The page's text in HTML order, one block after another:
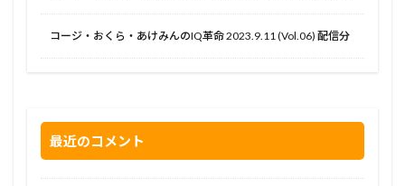
コージ・おくら・あけみんのIQ革命 2023.9.11 (Vol.06) 配信分
最近のコメント